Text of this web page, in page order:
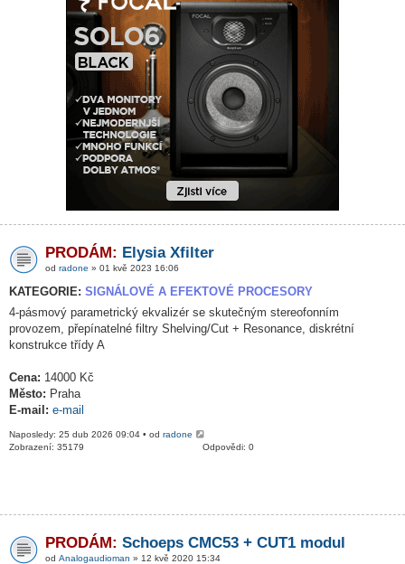
PRODÁM: Elysia Xfilter
od radone » 01 kvě 2023 16:06
KATEGORIE: SIGNÁLOVÉ A EFEKTOVÉ PROCESORY
4-pásmový parametrický ekvalizér se skutečným stereofonním
provozem, přepínatelné filtry Shelving/Cut + Resonance, diskrétní
konstrukce třídy A
Cena: 14000 Kč
Město: Praha
E-mail: e-mail
Naposledy: 25 dub 2026 09:04 • od radone
Odpovědi: 0
Zobrazení: 35179
PRODÁM: Schoeps CMC53 + CUT1 modul
od Analogaudioman » 12 kvě 2020 15:34